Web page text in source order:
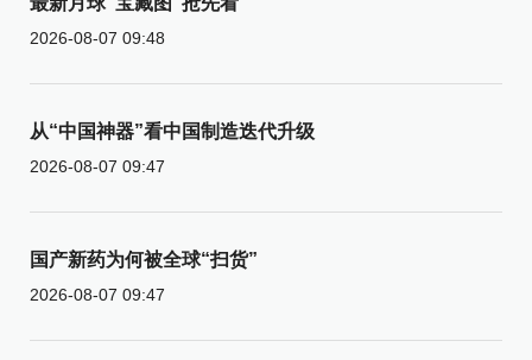
2026-08-07 09:48
从“中国神器”看中国制造迭代升级
2026-08-07 09:47
国产新药为何被全球“扫货”
2026-08-07 09:47